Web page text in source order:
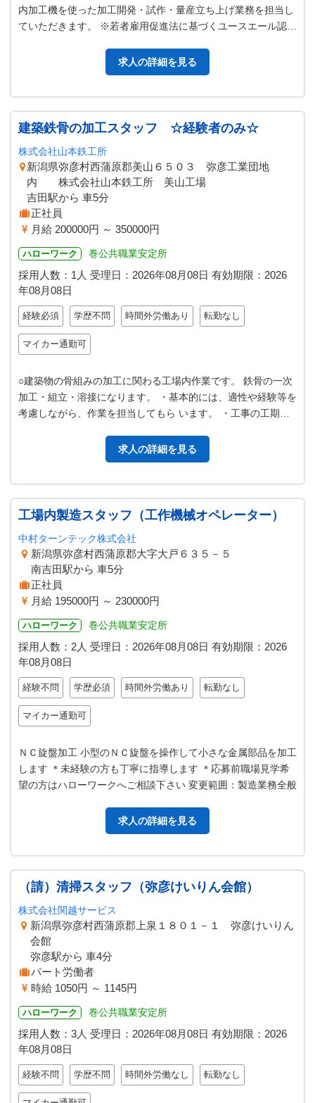
内加工機を使った加工開発・試作・量産立ち上げ業務を担当し
ていただきます。 ※若者雇用促進法に基づくユースエール認定
求人の詳細を見る
建築鉄骨の加工スタッフ ☆経験者のみ☆
株式会社山本鉄工所
新潟県弥彦村西蒲原郡美山６５０３ 弥彦工業団地
内 株式会社山本鉄工所 美山工場
吉田駅から 車5分
正社員
月給 200000円 ～ 350000円
ハローワーク 巻公共職業安定所
採用人数：1人 受理日： 2026年08月08日 有効期限： 2026
年08月08日
経験必須 学歴不問 時間外労働あり 転勤なし
マイカー通勤可
○建築物の骨組みの加工に関わる工場内作業です。 鉄骨の一次
加工・組立・溶接になります。 ・基本的には、適性や経験等を
考慮しながら、作業を担当してもら います。 ・工事の工期や
求人の詳細を見る
工場内製造スタッフ（工作機械オペレーター）
中村ターンテック株式会社
新潟県弥彦村西蒲原郡大字大戸６３５－５
南吉田駅から 車5分
正社員
月給 195000円 ～ 230000円
ハローワーク 巻公共職業安定所
採用人数：2人 受理日： 2026年08月08日 有効期限： 2026
年08月08日
経験不問 学歴必須 時間外労働あり 転勤なし
マイカー通勤可
ＮＣ旋盤加工 小型のＮＣ旋盤を操作して小さな金属部品を加工
します ＊未経験の方も丁寧に指導します ＊応募前職場見学希
望の方はハローワークへご相談下さい 変更範囲：製造業務全般
求人の詳細を見る
（請）清掃スタッフ（弥彦けいりん会館）
株式会社関越サービス
新潟県弥彦村西蒲原郡上泉１８０１－１ 弥彦けいりん
会館
弥彦駅から 車4分
パート労働者
時給 1050円 ～ 1145円
ハローワーク 巻公共職業安定所
採用人数：3人 受理日： 2026年08月08日 有効期限： 2026
年08月08日
経験不問 学歴不問 時間外労働なし 転勤なし